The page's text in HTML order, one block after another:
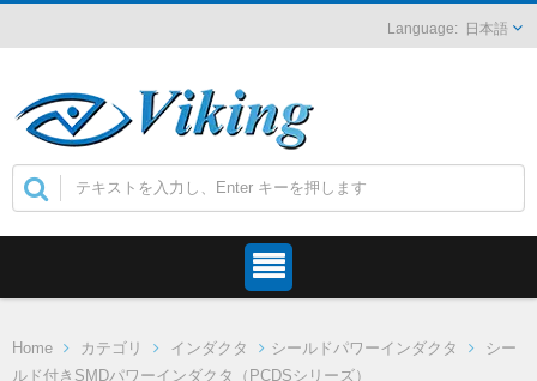
日本語
Home カテゴリ インダクタ シールドパワーインダクタ
シー
ルド付きSMDパワーインダクタ（PCDSシリーズ）